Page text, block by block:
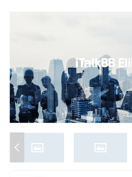
养老 非盈利